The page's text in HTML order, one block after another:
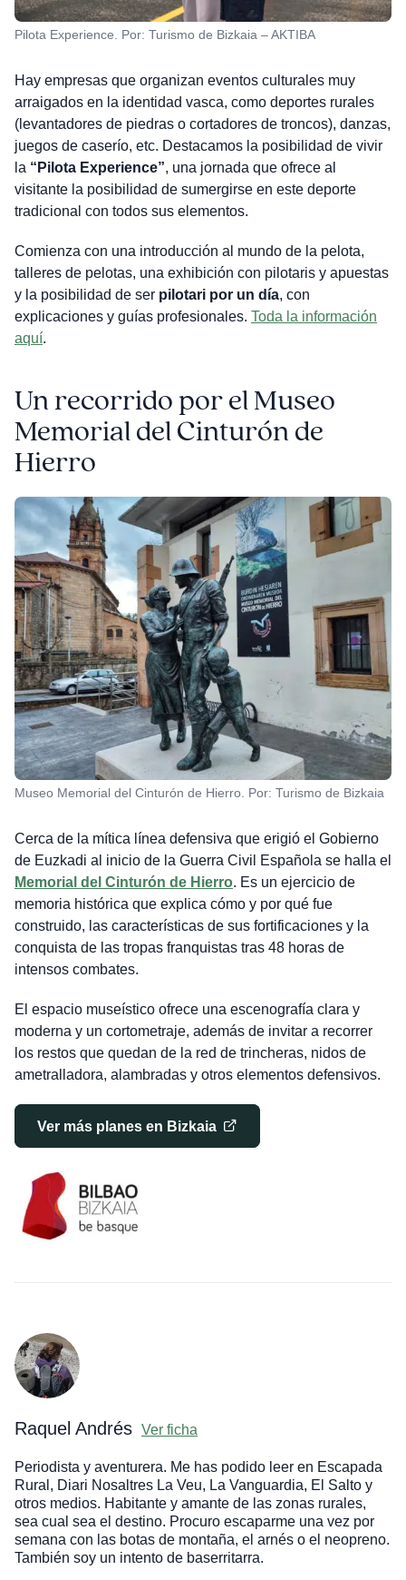
Pilota Experience. Por: Turismo de Bizkaia – AKTIBA
Hay empresas que organizan eventos culturales muy
arraigados en la identidad vasca, como deportes rurales
(levantadores de piedras o cortadores de troncos), danzas,
juegos de caserío, etc. Destacamos la posibilidad de vivir
la “Pilota Experience”, una jornada que ofrece al
visitante la posibilidad de sumergirse en este deporte
tradicional con todos sus elementos.
Comienza con una introducción al mundo de la pelota,
talleres de pelotas, una exhibición con pilotaris y apuestas
y la posibilidad de ser pilotari por un día, con
explicaciones y guías profesionales. Toda la información
aquí.
Un recorrido por el Museo
Memorial del Cinturón de
Hierro
Museo Memorial del Cinturón de Hierro. Por: Turismo de Bizkaia
Cerca de la mítica línea defensiva que erigió el Gobierno
de Euzkadi al inicio de la Guerra Civil Española se halla el
Memorial del Cinturón de Hierro. Es un ejercicio de
memoria histórica que explica cómo y por qué fue
construido, las características de sus fortificaciones y la
conquista de las tropas franquistas tras 48 horas de
intensos combates.
El espacio museístico ofrece una escenografía clara y
moderna y un cortometraje, además de invitar a recorrer
los restos que quedan de la red de trincheras, nidos de
ametralladora, alambradas y otros elementos defensivos.
Ver más planes en Bizkaia
Raquel Andrés Ver ficha
Periodista y aventurera. Me has podido leer en Escapada
Rural, Diari Nosaltres La Veu, La Vanguardia, El Salto y
otros medios. Habitante y amante de las zonas rurales,
sea cual sea el destino. Procuro escaparme una vez por
semana con las botas de montaña, el arnés o el neopreno.
También soy un intento de baserritarra.